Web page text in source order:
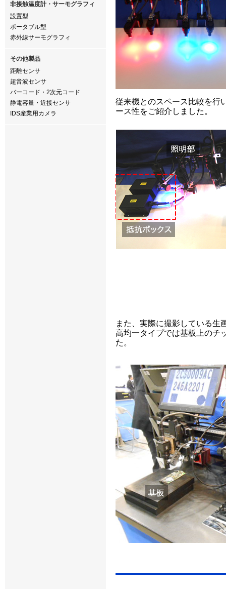
非接触温度計・サーモグラフィ
設置型
ポータブル型
赤外線サーモグラフィ
その他製品
距離センサ
超音波センサ
バーコード・2次元コード
静電容量・近接センサ
IDS産業用カメラ
従来機とのスペース比較を行
ース性をご紹介しました。
また、実際に撮影している生
高均一タイプでは基板上のチ
た。